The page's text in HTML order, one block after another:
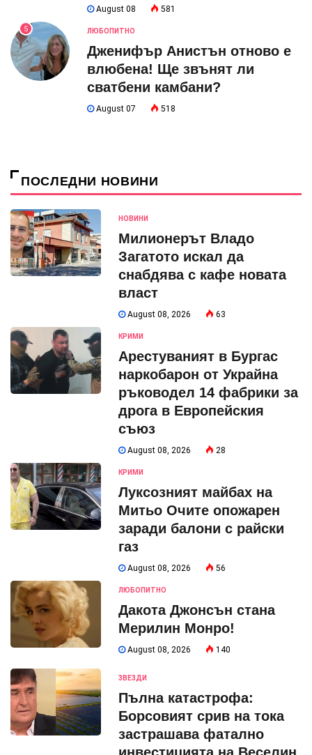
August 08 581
5 ЛЮБОПИТНО
Дженифър Анистън отново е
влюбена! Ще звънят ли
сватбени камбани?
August 07 518
ПОСЛЕДНИ НОВИНИ
НОВИНИ
Милионерът Владо
Загатото искал да
снабдява с кафе новата
власт
August 08, 2026 63
КРИМИ
Арестуваният в Бургас
наркобарон от Украйна
ръководел 14 фабрики за
дрога в Европейския
съюз
August 08, 2026 28
КРИМИ
Луксозният майбах на
Митьо Очите опожарен
заради балони с райски
газ
August 08, 2026 56
ЛЮБОПИТНО
Дакота Джонсън стана
Мерилин Монро!
August 08, 2026 140
ЗВЕЗДИ
Пълна катастрофа:
Борсовият срив на тока
застрашава фатално
инвестицията на Веселин